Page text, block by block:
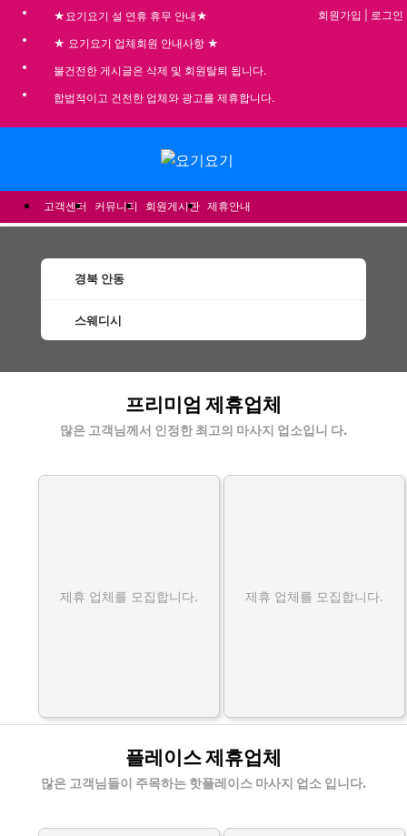
★요기요기 설 연휴 휴무 안내★
★ 요기요기 업체회원 안내사항 ★
불건전한 게시글은 삭제 및 회원탈퇴 됩니다.
합법적이고 건전한 업체와 광고를 제휴합니다.
회원가입 로그인
고객센터 커뮤니티 회원게시판 제휴안내
경북 안동
스웨디시
프리미엄 제휴업체
많은 고객님께서 인정한 최고의 마사지 업소입니 다.
제휴 업체를 모집합니다. 제휴 업체를 모집합니다.
플레이스 제휴업체
많은 고객님들이 주목하는 핫플레이스 마사지 업소 입니다.